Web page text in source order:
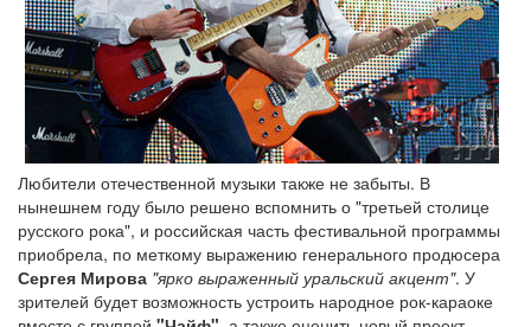
Любители отечественной музыки также не забыты. В
нынешнем году было решено вспомнить о "третьей столице
русского рока", и российская часть фестивальной программы
приобрела, по меткому выражению генерального продюсера
Сергея Мирова "ярко выраженный уральский акцент". У
зрителей будет возможность устроить народное рок-караоке